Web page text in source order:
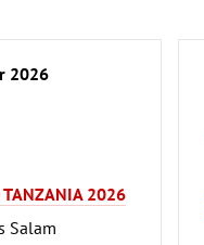
2026
TANZANIA 2026
Salam